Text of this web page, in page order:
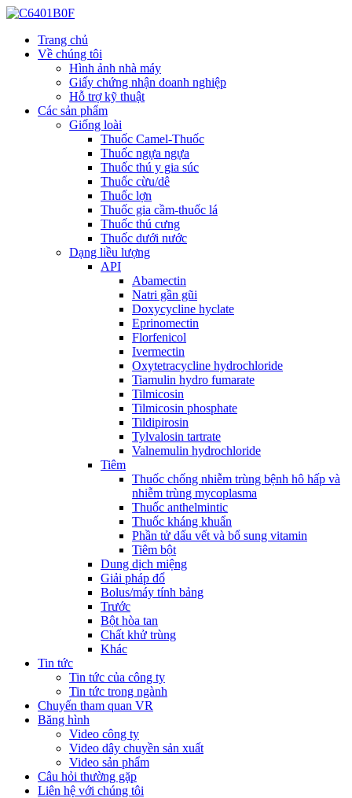
Trang chủ
Về chúng tôi
Hình ảnh nhà máy
Giấy chứng nhận doanh nghiệp
Hỗ trợ kỹ thuật
Các sản phẩm
Giống loài
Thuốc Camel-Thuốc
Thuốc ngựa ngựa
Thuốc thú y gia súc
Thuốc cừu/dê
Thuốc lợn
Thuốc gia cầm-thuốc lá
Thuốc thú cưng
Thuốc dưới nước
Dạng liều lượng
API
Abamectin
Natri gần gũi
Doxycycline hyclate
Eprinomectin
Florfenicol
Ivermectin
Oxytetracycline hydrochloride
Tiamulin hydro fumarate
Tilmicosin
Tilmicosin phosphate
Tildipirosin
Tylvalosin tartrate
Valnemulin hydrochloride
Tiêm
Thuốc chống nhiễm trùng bệnh hô hấp và
nhiễm trùng mycoplasma
Thuốc anthelmintic
Thuốc kháng khuẩn
Phần tử dấu vết và bổ sung vitamin
Tiêm bột
Dung dịch miệng
Giải pháp đổ
Bolus/máy tính bảng
Trước
Bột hòa tan
Chất khử trùng
Khác
Tin tức
Tin tức của công ty
Tin tức trong ngành
Chuyến tham quan VR
Băng hình
Video công ty
Video dây chuyền sản xuất
Video sản phẩm
Câu hỏi thường gặp
Liên hệ với chúng tôi